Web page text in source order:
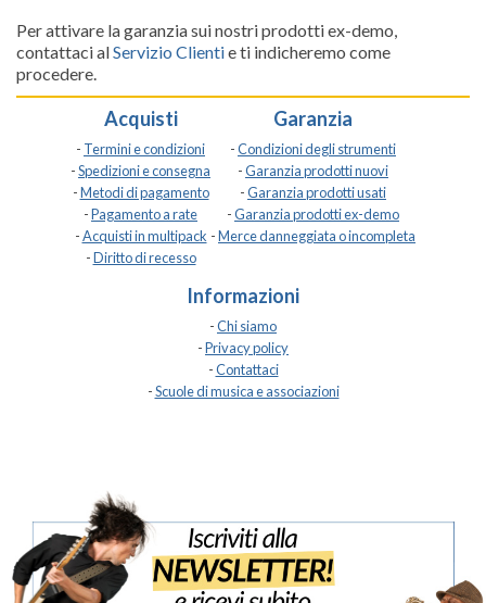
Acquisti
- Termini e condizioni
-Spedizioni e consegna
-Metodi di pagamento
-Pagamento a rate
-Acquisti in multipack
-Diritto di recesso
Garanzia
-Condizioni degli strumenti
-Garanzia prodotti nuovi
-Garanzia prodotti usati
-Garanzia prodotti ex-demo
-Merce danneggiata o incompleta
Informazioni
-Chi siamo
-Privacy policy
-Contattaci
-Scuole di musica e associazioni
Per attivare la garanzia sui nostri prodotti ex-demo,
contattaci alServizio Clientie ti indicheremo come
procedere.